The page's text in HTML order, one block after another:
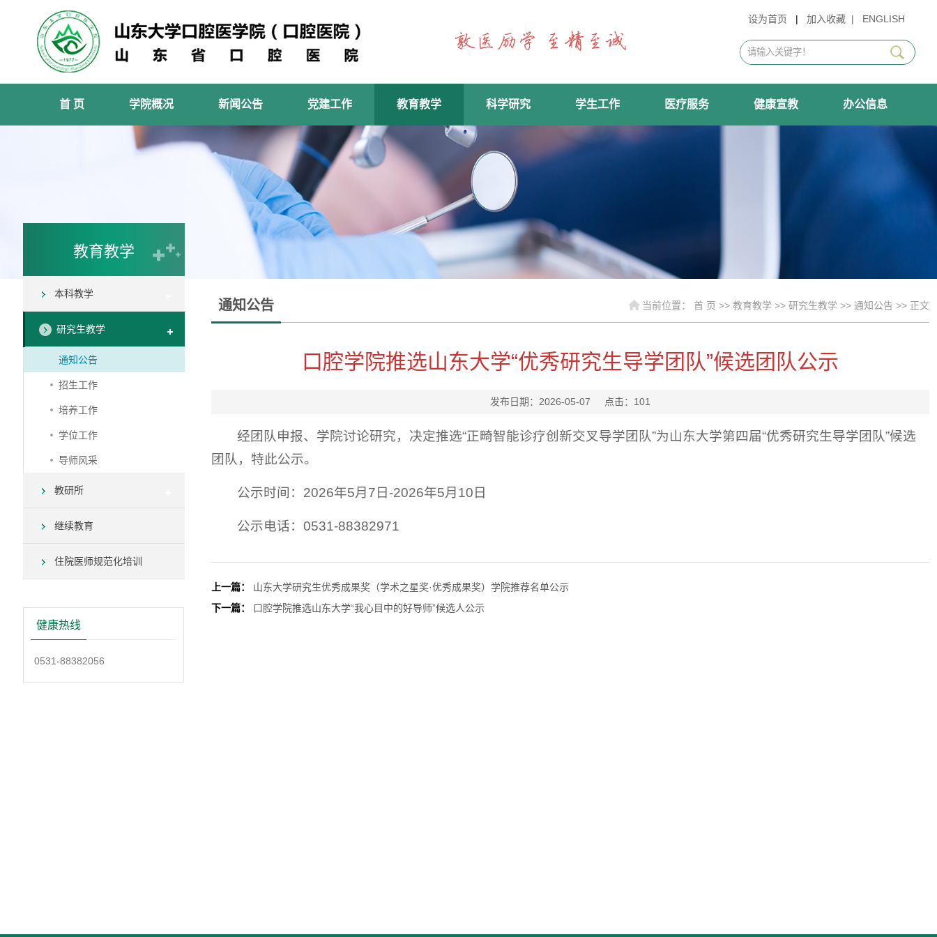
设为首页 | 加入收藏 | ENGLISH
首 页 学院概况 新闻公告 党建工作 教育教学 科学研究 学生工作 医疗服务 健康宣教 办公信息
教育教学
本科教学
研究生教学
通知公告
招生工作
培养工作
学位工作
导师风采
教研所
继续教育
住院医师规范化培训
健康热线
0531-88382056
通知公告 当前位置： 首 页 >> 教育教学 >> 研究生教学 >> 通知公告 >> 正文
口腔学院推选山东大学“优秀研究生导学团队”候选团队公示
发布日期：2026-05-07 点击： 101
经团队申报、学院讨论研究，决定推选“正畸智能诊疗创新交叉导学团队”为山东大学第四届“优秀研究生导学团队”候选
团队，特此公示。
公示时间：2026年5月7日-2026年5月10日
公示电话：0531-88382971
上一篇：
山东大学研究生优秀成果奖（学术之星奖·优秀成果奖）学院推荐名单公示
下一篇：
口腔学院推选山东大学“我心目中的好导师”候选人公示